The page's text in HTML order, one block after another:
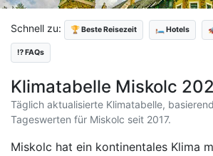
Schnell zu: 🏆 Beste Reisezeit 🛏️ Hotels
⁉️ FAQs
Klimatabelle Miskolc
Täglich aktualisierte Klimatabelle,
Tageswerten für Miskolc seit 2017.
Miskolc hat ein kontinentales Klima